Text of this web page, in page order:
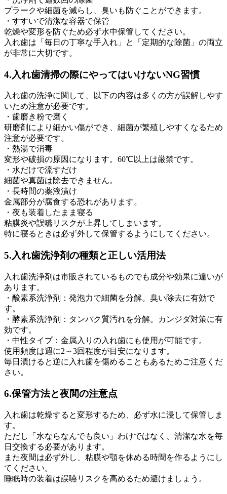
プラークや細菌を減らし、臭いも防ぐことができます。
・すすいで清潔な容器で保管
乾燥や変形を防ぐため必ず水中保管してください。
入れ歯は「毎日の丁寧な手入れ」と「定期的な除菌」の両立
が非常に大切です。
4.入れ歯清掃の際にやってはいけないNG習慣
入れ歯の洗浄に関して、以下の内容は多くの方が誤解しやす
いため注意が必要です。
・歯磨き粉で磨く
研磨剤により細かい傷ができ、細菌が繁殖しやすくなるため
注意が必要です。
・熱湯で消毒
変形や破損の原因になります。60℃以上は厳禁です。
・水だけで流すだけ
細菌や真菌は除去できません。
・長時間の薬液漬け
金属部分が腐食する恐れがあります。
・夜も装着したまま寝る
粘膜炎や誤嚥リスクが上昇してしまいます。
特に寝るときは必ず外して保管するようにしてください。
5.入れ歯洗浄剤の種類と正しい活用法
入れ歯洗浄剤は市販されているものでも成分や効果に違いが
あります。
・酸素系洗浄剤：発泡力で細菌を分解。臭い除去に有効で
す。
・酵素系洗浄剤：タンパク質汚れを分解。カンジダ対策に有
効です。
・中性タイプ：金属入りの入れ歯にも使用が可能です。
使用頻度は週に2～3回程度が目安になります。
毎日漬けると逆に入れ歯を傷めることもあるためご注意くだ
さい。
6.保管方法と夜間の注意点
入れ歯は乾燥すると変形するため、必ず水に浸して保管しま
す。
ただし「水ならなんでも良い」わけではなく、清潔な水を毎
日交換する必要があります。
また夜間は必ず外し、粘膜や顎を休める時間を作るようにし
てください。
睡眠時の装着は誤嚥リスクを高めるため避けましょう。